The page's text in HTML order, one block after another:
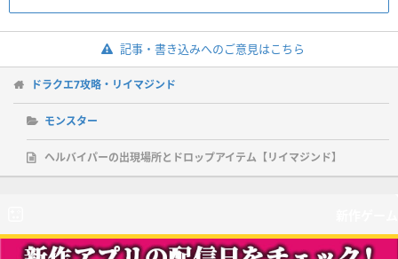
記事・書き込みへのご意見はこちら
ドラクエ7攻略・リイマジンド
モンスター
ヘルバイパーの出現場所とドロップアイテム【リイマジンド】